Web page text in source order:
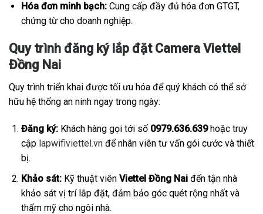
Hóa đơn minh bạch:Cung cấp đầy đủ hóa đơn GTGT,
chứng từ cho doanh nghiệp.
Quy trình đăng ký lắp đặt Camera Viettel
Đồng Nai
Quy trình triển khai được tối ưu hóa để quý khách có thể sở
hữu hệ thống an ninh ngay trong ngày:
Đăng ký:Khách hàng gọi tới số 0979.636.639hoặc truy
cập lapwifiviettel.vnđể nhân viên tư vấn gói cước và thiết
bị.
Khảo sát:Kỹ thuật viên Viettel Đồng Naiđến tận nhà
khảo sát vị trí lắp đặt, đảm bảo góc quét rộng nhất và
thẩm mỹ cho ngôi nhà.